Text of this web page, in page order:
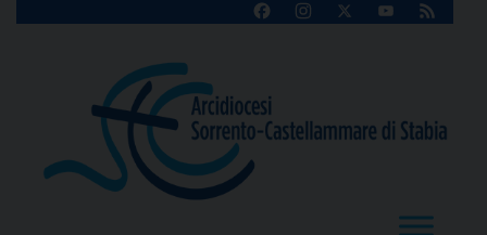
FacebookInstagram
X
YouTube
Feed